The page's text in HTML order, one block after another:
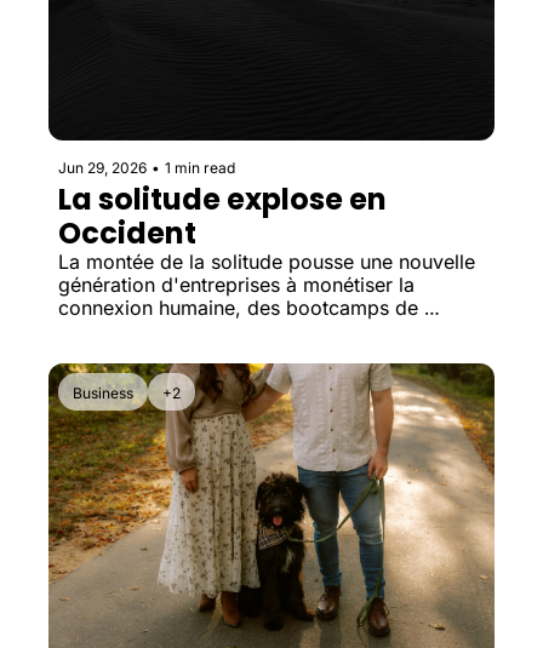
Jun 29, 2026 • 1 min read
La solitude explose en
Occident
La montée de la solitude pousse une nouvelle
génération d'entreprises à monétiser la
connexion humaine, des bootcamps de
Business +2